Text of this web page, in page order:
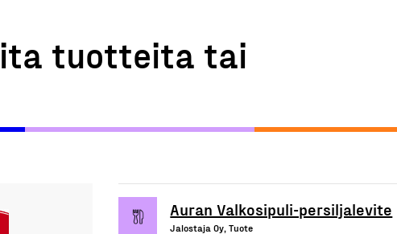
tuotteita tai
Auran Valkosipuli-persiljalevite
Jalostaja Oy, Tuote